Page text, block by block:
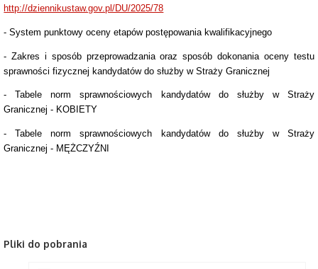
http://dziennikustaw.gov.pl/DU/2025/78
- System punktowy oceny etapów postępowania kwalifikacyjnego
- Zakres i sposób przeprowadzania oraz sposób dokonania oceny testu
sprawności fizycznej kandydatów do służby w Straży Granicznej
- Tabele norm sprawnościowych kandydatów do służby w Straży
Granicznej - KOBIETY
- Tabele norm sprawnościowych kandydatów do służby w Straży
Granicznej - MĘŻCZYŹNI
Pliki do pobrania